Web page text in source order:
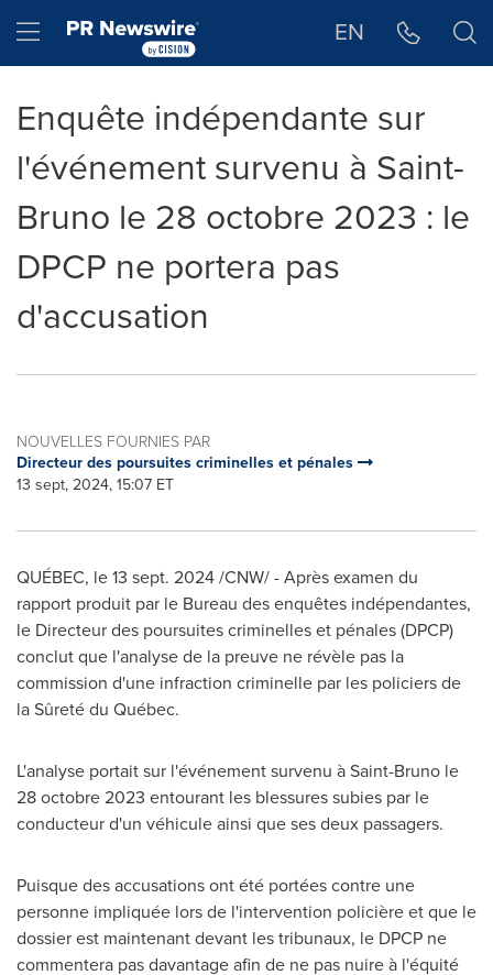
Hamburger menu EN
Enquête indépendante sur
l'événement survenu à Saint-
Bruno le 28 octobre 2023 : le
DPCP ne portera pas
d'accusation
NOUVELLES FOURNIES PAR
Directeur des poursuites criminelles et pénales
13 sept, 2024, 15:07 ET
QUÉBEC, le13 sept. 2024/CNW/ - Après examen du
rapport produit par le Bureau des enquêtes indépendantes,
le Directeur des poursuites criminelles et pénales (DPCP)
conclut que l'analyse de la preuve ne révèle pas la
commission d'une infraction criminelle par les policiers de
la Sûreté du Québec.
L'analyse portait sur l'événement survenu àSaint-Bruno le
28 octobre 2023 entourant les blessures subies par le
conducteur d'un véhicule ainsi que ses deux passagers.
Puisque des accusations ont été portées contre une
personne impliquée lors de l'intervention policière et que le
dossier est maintenant devant les tribunaux, le DPCP ne
commentera pas davantage afin de ne pas nuire à l'équité